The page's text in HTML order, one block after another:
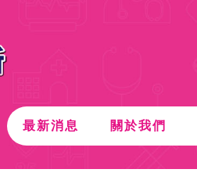
最新消息 關於我們